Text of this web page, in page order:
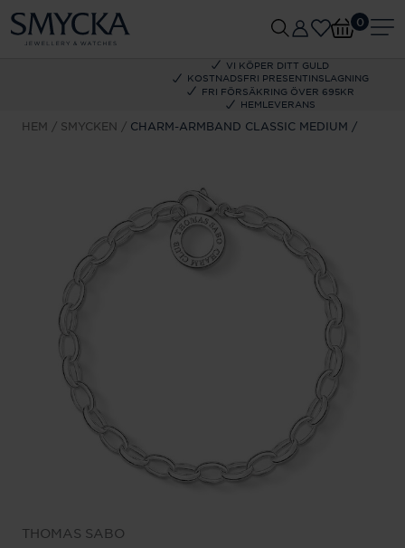
VI KÖPER DITT GULD
KOSTNADSFRI PRESENTINSLAGNING
FRI FÖRSÄKRING ÖVER 695KR
HEMLEVERANS
0
HEM SMYCKEN CHARM-ARMBAND CLASSIC MEDIUM
THOMAS SABO